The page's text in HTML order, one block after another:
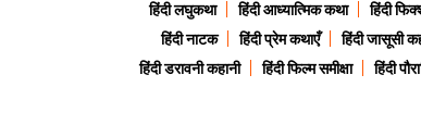
हिंदी लघुकथा हिंदी आध्यात्मिक कथा हिंदी
हिंदी नाटक
हिंदी प्रेम कथाएँ हिंदी जासूसी
हिंदी डरावनी कहानी
हिंदी फिल्म समीक्षा हिंदी